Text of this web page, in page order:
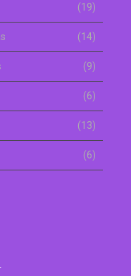
(19)
(14)
(9)
(6)
(13)
(6)